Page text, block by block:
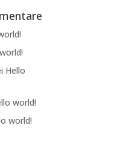
Hello
world!
world!